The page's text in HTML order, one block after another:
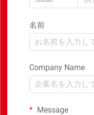
名前
Company Name
Message